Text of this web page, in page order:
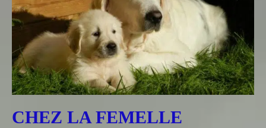
CHEZ LA FEMELLE